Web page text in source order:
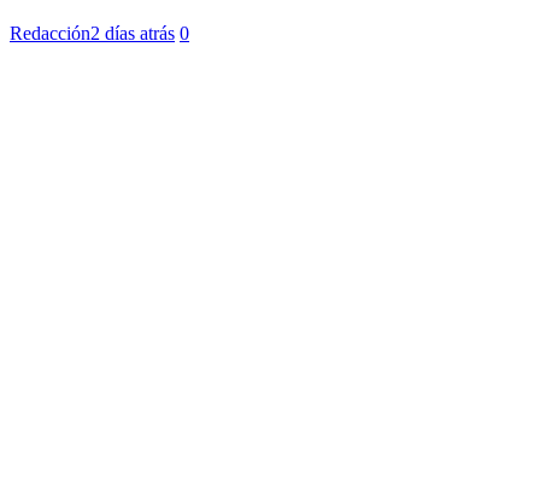
Redacción2 días atrás 0